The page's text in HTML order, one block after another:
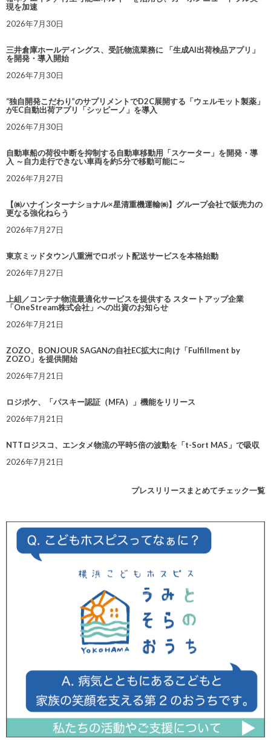
現を加速
2026年7月30日
三井倉庫ホールディングス、受託物流業務に 「生成AI出荷検品アプリ」
を開発・導入開始
2026年7月30日
“独自開発こだわり”のサプリメントでD2C展開する「ウェルモット製薬」
がEC自動出荷アプリ「シッピーノ」を導入
2026年7月30日
自動車船の荷役中断を抑制する自動車移動用「スケーター」を開発・導
入 ～自力走行できない車両を約5分で移動可能に～
2026年7月27日
【㈱ハナインターナショナル×星清重機運輸㈱】グループ会社で販売力の
更なる強化ねらう
2026年7月27日
東京ミッドタウン八重洲でロボット配送サービスを本格始動
2026年7月27日
上組／コンテナ物流最適化サービスを提供する スタートアップ企業
「OneStream株式会社」への出資のお知らせ
2026年7月21日
ZOZO、BONJOUR SAGANの自社EC拡大に向け「Fulfillment by
ZOZO」を提供開始
2026年7月21日
ロジポケ、「パスキー認証（MFA）」機能をリリース
2026年7月21日
NTTロジスコ、エンタメ物流の平時5倍の波動を「t-Sort MAS」で吸収
2026年7月21日
プレスリリースまとめてチェック一覧